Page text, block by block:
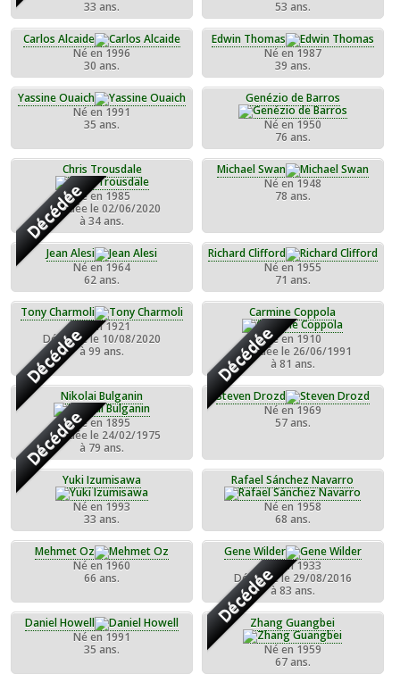
33 ans.
53 ans.
Carlos Alcaide
Né en 1996
30 ans.
Edwin Thomas
Né en 1987
39 ans.
Yassine Ouaich
Né en 1991
35 ans.
Genézio de Barros
Né en 1950
76 ans.
Chris Trousdale
DécédéeNé en 1985
Décédée le 02/06/2020
à 34 ans.
Michael Swan
Né en 1948
78 ans.
Jean Alesi
Né en 1964
62 ans.
Richard Clifford
Né en 1955
71 ans.
Tony Charmoli
DécédéeNé en 1921
Décédée le 10/08/2020
à 99 ans.
Carmine Coppola
DécédéeNé en 1910
Décédée le 26/06/1991
à 81 ans.
Nikolai Bulganin
DécédéeNé en 1895
Décédée le 24/02/1975
à 79 ans.
Steven Drozd
Né en 1969
57 ans.
Yuki Izumisawa
Né en 1993
33 ans.
Rafael Sánchez Navarro
Né en 1958
68 ans.
Mehmet Oz
Né en 1960
66 ans.
Gene Wilder
DécédéeNé en 1933
Décédée le 29/08/2016
à 83 ans.
Daniel Howell
Né en 1991
35 ans.
Zhang Guangbei
Né en 1959
67 ans.